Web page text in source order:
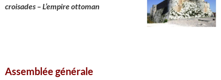
croisades – L’empire ottoman
Assemblée générale